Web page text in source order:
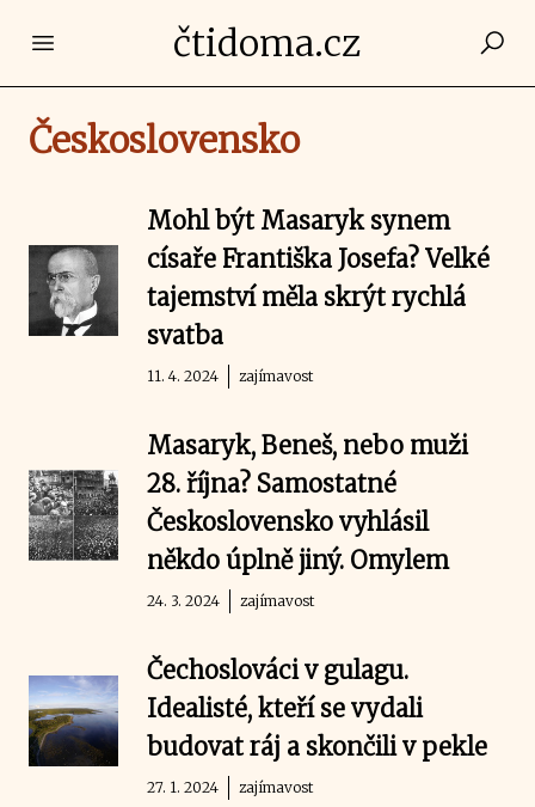
Open main menučtidoma.cz
Československo
Mohl být Masaryk synem
císaře Františka Josefa? Velké
tajemství měla skrýt rychlá
svatba
11. 4. 2024 zajímavost
Masaryk, Beneš, nebo muži
28. října? Samostatné
Československo vyhlásil
někdo úplně jiný. Omylem
24. 3. 2024 zajímavost
Čechoslováci v gulagu.
Idealisté, kteří se vydali
budovat ráj a skončili v pekle
27. 1. 2024 zajímavost